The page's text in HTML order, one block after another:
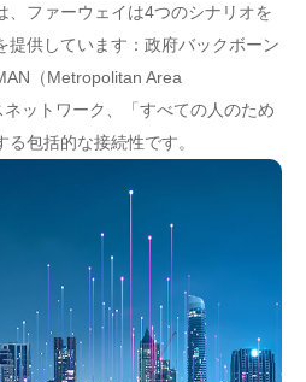
、ファーウェイは4つのシナリオを
提供しています：政府バックボーン
（Metropolitan Area
ットワーク、「すべての人のため
包括的な接続性です。